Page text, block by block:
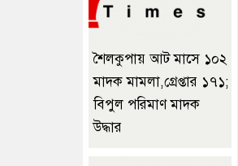
শৈলকুপায় আট মাসে ১০২
মাদক মামলা,গ্রেপ্তার ১৭১;
বিপুল পরিমাণ মাদক
উদ্ধার